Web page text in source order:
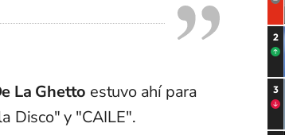
La Ghetto estuvo ahí para
Disco" y "CAILE".
2
3